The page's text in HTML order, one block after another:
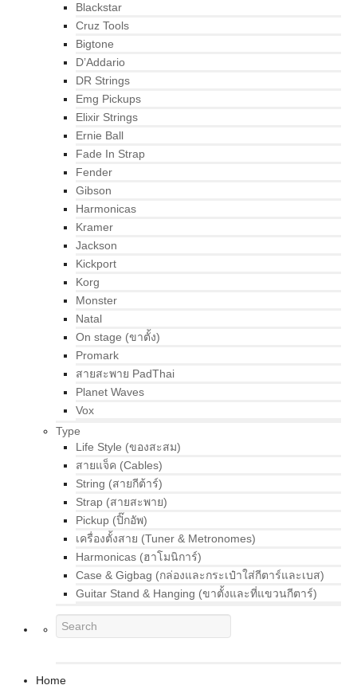
Blackstar
Cruz Tools
Bigtone
D’Addario
DR Strings
Emg Pickups
Elixir Strings
Ernie Ball
Fade In Strap
Fender
Gibson
Harmonicas
Kramer
Jackson
Kickport
Korg
Monster
Natal
On stage (ขาตั้ง)
Promark
สายสะพาย PadThai
Planet Waves
Vox
Type
Life Style (ของสะสม)
สายแจ็ค (Cables)
String (สายกีต้าร์)
Strap (สายสะพาย)
Pickup (ปิ๊กอัพ)
เครื่องตั้งสาย (Tuner & Metronomes)
Harmonicas (ฮาโมนิการ์)
Case & Gigbag (กล่องและกระเป๋าใส่กีตาร์และเบส)
Guitar Stand & Hanging (ขาตั้งและที่แขวนกีตาร์)
Home